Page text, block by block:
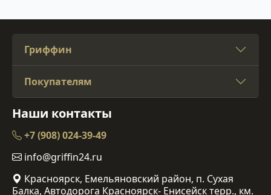
Гриффин
Покупателям
Наши контакты
+7 (908) 024-39-49
info@griffin24.ru
Красноярск, Емельяновский район, п. Сухая
Балка, Автодорога Красноярск- Енисейск терр., км.